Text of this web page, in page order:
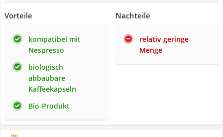
Vorteile
kompatibel mit
Nespresso
biologisch
abbaubare
Kaffeekapseln
Bio-Produkt
Nachteile
relativ geringe
Menge